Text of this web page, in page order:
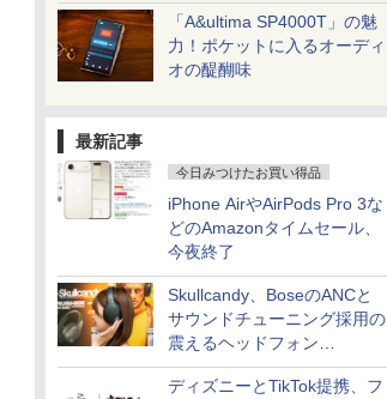
「A&ultima SP4000T」の魅
力！ポケットに入るオーディ
オの醍醐味
最新記事
今日みつけたお買い得品
iPhone AirやAirPods Pro 3な
どのAmazonタイムセール、
今夜終了
Skullcandy、BoseのANCと
サウンドチューニング採用の
震えるヘッドフォン
「Crusher 1080 ANC」
ディズニーとTikTok提携、フ